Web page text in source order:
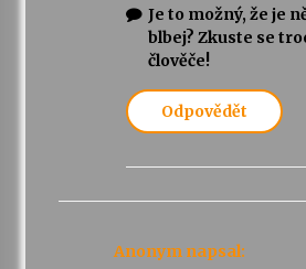
Je to možný, že je
blbej? Zkuste se
člověče!
Odpovědět
Anonym napsal: